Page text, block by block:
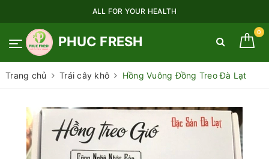
ALL FOR YOUR HEALTH
PHUC FRESH
0
Trang chủ Trái cây khô Hồng Vuông Đồng Treo Đà Lạt